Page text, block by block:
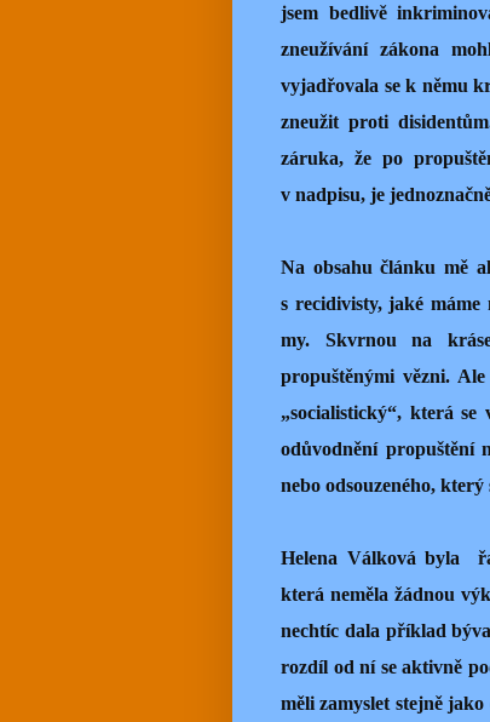
jsem bedlivě
zneužívání zákona
vyjadřovala se k němu
zneužit proti
záruka, že po
v nadpisu, je
Na obsahu článku mě
s recidivisty, jaké máme
my. Skvrnou na
propuštěnými vězni.
„socialistický“, která
odůvodnění propuštění
nebo odsouzeného,
Helena Válková byla
která neměla žádnou
nechtíc dala příklad
rozdíl od ní se aktivně
měli zamyslet stejně